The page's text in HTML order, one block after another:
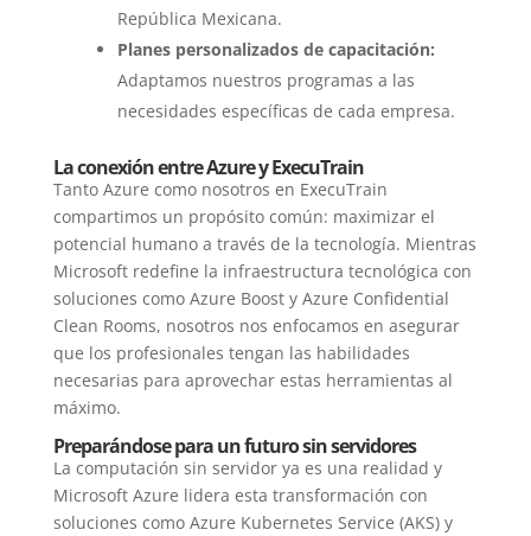
República Mexicana.
Planes personalizados de capacitación:
Adaptamos nuestros programas a las
necesidades específicas de cada empresa.
La conexión entre Azure y ExecuTrain
Tanto Azure como nosotros en ExecuTrain
compartimos un propósito común: maximizar el
potencial humano a través de la tecnología. Mientras
Microsoft redefine la infraestructura tecnológica con
soluciones como Azure Boost y Azure Confidential
Clean Rooms, nosotros nos enfocamos en asegurar
que los profesionales tengan las habilidades
necesarias para aprovechar estas herramientas al
máximo.
Preparándose para un futuro sin servidores
La computación sin servidor ya es una realidad y
Microsoft Azure lidera esta transformación con
soluciones como Azure Kubernetes Service (AKS) y